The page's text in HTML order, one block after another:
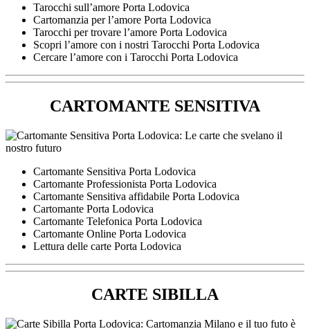
Tarocchi sull’amore Porta Lodovica
Cartomanzia per l’amore Porta Lodovica
Tarocchi per trovare l’amore Porta Lodovica
Scopri l’amore con i nostri Tarocchi Porta Lodovica
Cercare l’amore con i Tarocchi Porta Lodovica
CARTOMANTE SENSITIVA
Cartomante Sensitiva Porta Lodovica
Cartomante Professionista Porta Lodovica
Cartomante Sensitiva affidabile Porta Lodovica
Cartomante Porta Lodovica
Cartomante Telefonica Porta Lodovica
Cartomante Online Porta Lodovica
Lettura delle carte Porta Lodovica
CARTE SIBILLA